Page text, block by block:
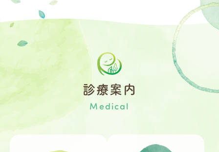
診療案内
Medical